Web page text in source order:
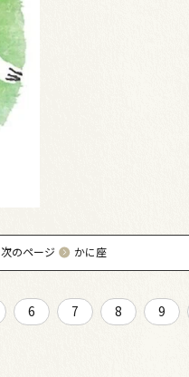
次のページ かに座
6 7 8 9